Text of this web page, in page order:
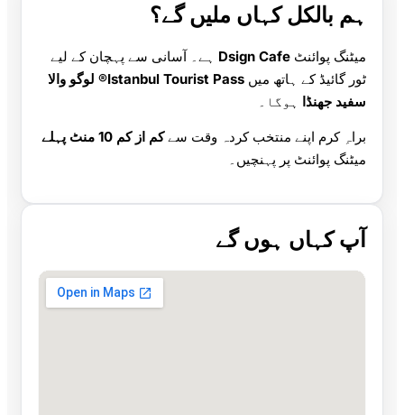
ہم بالکل کہاں ملیں گے؟
میٹنگ پوائنٹ Dsign Cafe ہے۔ آسانی سے پہچان کے لیے
ٹور گائیڈ کے ہاتھ میں
Istanbul Tourist Pass® لوگو والا
سفید جھنڈا ہوگا۔
براہِ کرم اپنے منتخب کردہ وقت سےکم از کم 10 منٹ پہلے
میٹنگ پوائنٹ پر پہنچیں۔
آپ کہاں ہوں گے